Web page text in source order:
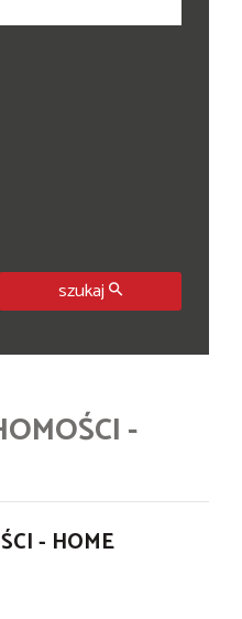
szukaj
-
- HOME